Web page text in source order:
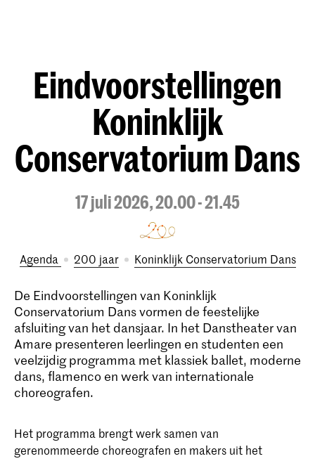
Eindvoorstellingen
Koninklijk
Conservatorium Dans
17 juli 2026, 20.00 - 21.45
Agenda 200 jaar Koninklijk Conservatorium Dans
De Eindvoorstellingen van Koninklijk
Conservatorium Dans vormen de feestelijke
afsluiting van het dansjaar. In het Danstheater van
Amare presenteren leerlingen en studenten een
veelzijdig programma met klassiek ballet, moderne
dans, flamenco en werk van internationale
choreografen.
Het programma brengt werk samen van
gerenommeerde choreografen en makers uit het